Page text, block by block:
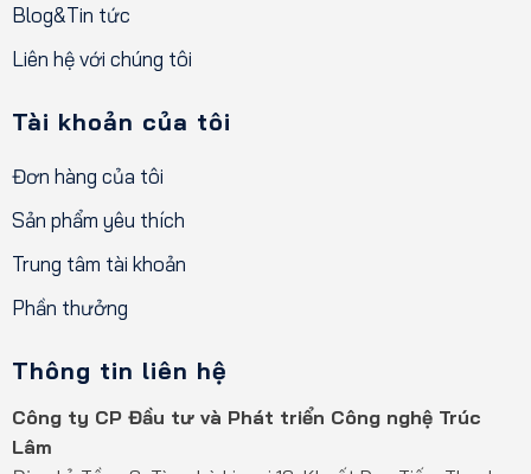
Blog&Tin tức
Liên hệ với chúng tôi
Tài khoản của tôi
Đơn hàng của tôi
Sản phẩm yêu thích
Trung tâm tài khoản
Phần thưởng
Thông tin liên hệ
Công ty CP Đầu tư và Phát triển Công nghệ Trúc
Lâm